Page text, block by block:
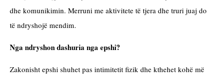
dhe komunikimin. Merruni me aktivitete të tjera dhe truri juaj do
të ndryshojë mendim.
Nga ndryshon dashuria nga epshi?
Zakonisht epshi shuhet pas intimitetit fizik dhe kthehet kohë më